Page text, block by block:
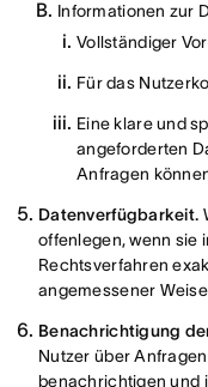
Informationen zur
Vollständiger
Für das
Eine klare und
angeforderten
Anfragen
Datenverfügbarkeit.
offenlegen, wenn sie
Rechtsverfahren
angemessener
Benachrichtigung
Nutzer über
benachrichtigen und